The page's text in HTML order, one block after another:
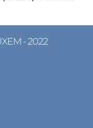
- 2022